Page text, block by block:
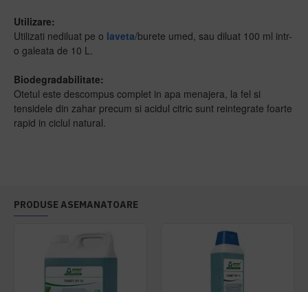
Utilizare:
Utilizati nediluat pe o laveta/burete umed, sau diluat 100 ml intr-
o galeata de 10 L.
Biodegradabilitate:
Otetul este descompus complet in apa menajera, la fel si
tensidele din zahar precum si acidul citric sunt reintegrate foarte
rapid in ciclul natural.
PRODUSE ASEMANATOARE